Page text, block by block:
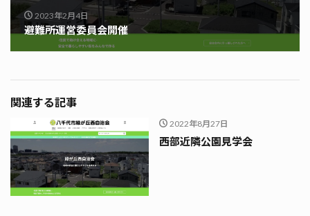
2023年2月4日
避難所運営委員会開催
関連する記事
2022年8月27日
西部近隣公園見学会